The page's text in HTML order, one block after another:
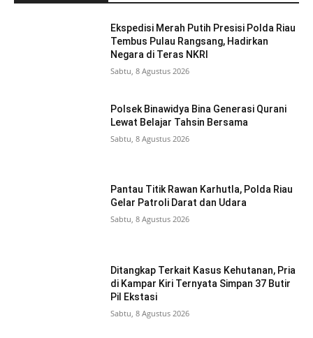
Ekspedisi Merah Putih Presisi Polda Riau
Tembus Pulau Rangsang, Hadirkan
Negara di Teras NKRI
Sabtu, 8 Agustus 2026
Polsek Binawidya Bina Generasi Qurani
Lewat Belajar Tahsin Bersama
Sabtu, 8 Agustus 2026
Pantau Titik Rawan Karhutla, Polda Riau
Gelar Patroli Darat dan Udara
Sabtu, 8 Agustus 2026
Ditangkap Terkait Kasus Kehutanan, Pria
di Kampar Kiri Ternyata Simpan 37 Butir
Pil Ekstasi
Sabtu, 8 Agustus 2026